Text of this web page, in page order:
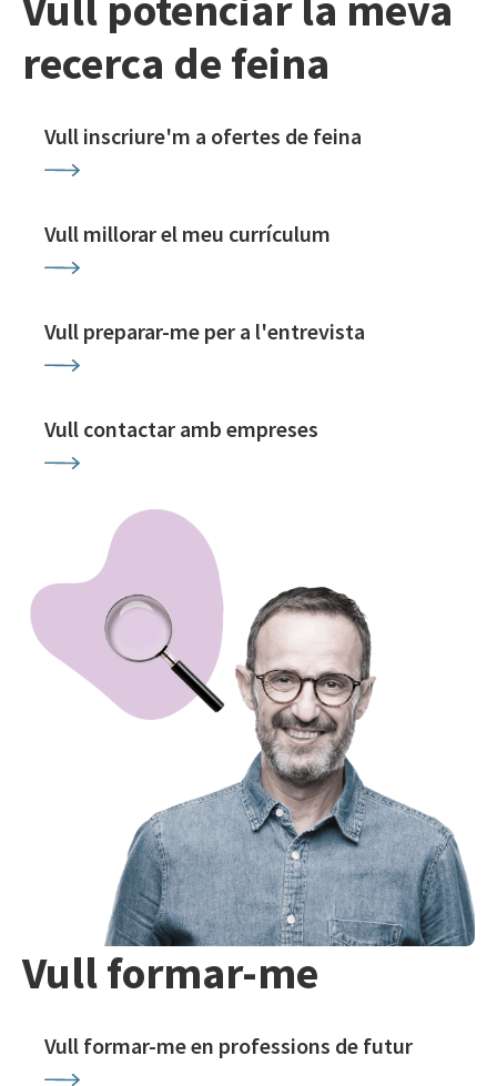
recerca de feina
Vull inscriure'm a ofertes de feina
Vull millorar el meu currículum
Vull preparar-me per a l'entrevista
Vull contactar amb empreses
Vull formar-me
Vull formar-me en professions de futur